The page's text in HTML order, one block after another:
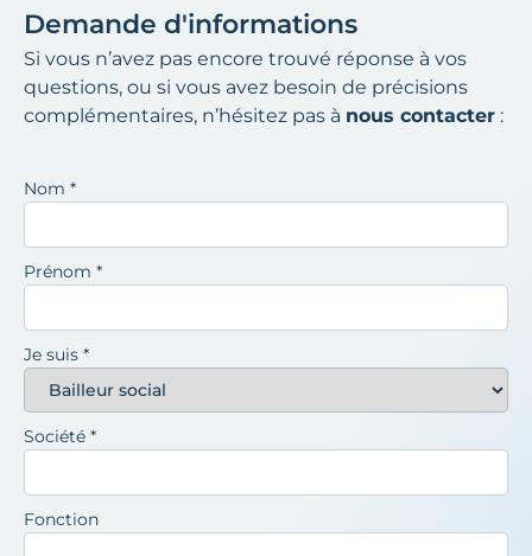
Demande d'informations
Si vous n’avez pas encore trouvé réponse à vos
questions, ou si vous avez besoin de précisions
complémentaires, n’hésitez pas à nous contacter :
Nom *
Prénom *
Je suis *
Société *
Fonction